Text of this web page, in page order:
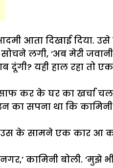
आता दिखाई दिया.
लगी, ‘अब मेरी
यही हाल रहा तो
कर के घर का खर्चा
का सपना था कि
उस के सामने एक कार
कामिनी बोली.